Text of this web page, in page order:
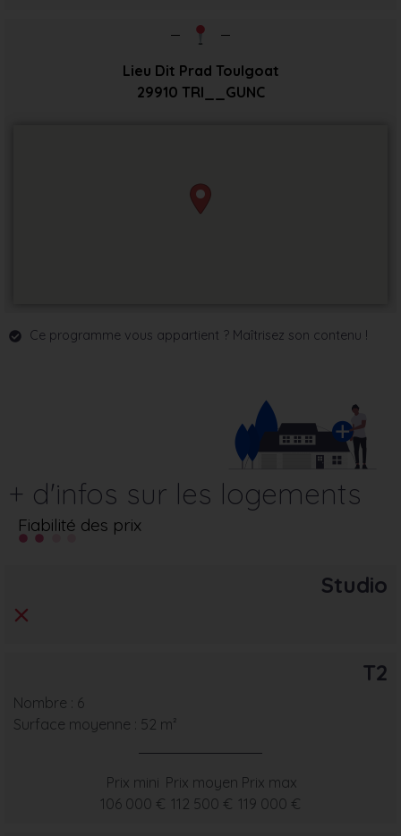
Lieu Dit Prad Toulgoat
29910 TRI__GUNC
Ce programme vous appartient ? Maîtrisez son contenu !
+ d'infos sur les logements
Fiabilité des prix
Studio
T2
Nombre : 6
Surface moyenne : 52 m²
Prix mini
106 000 €
Prix moyen
112 500 €
Prix max
119 000 €